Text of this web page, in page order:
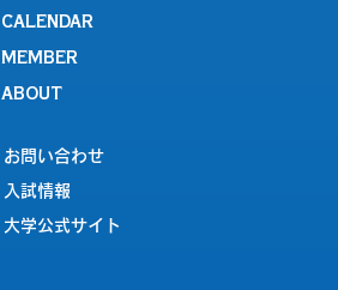
CALENDAR
MEMBER
ABOUT
お問い合わせ
入試情報
大学公式サイト